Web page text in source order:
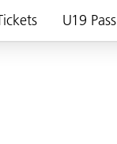
U19 Pass